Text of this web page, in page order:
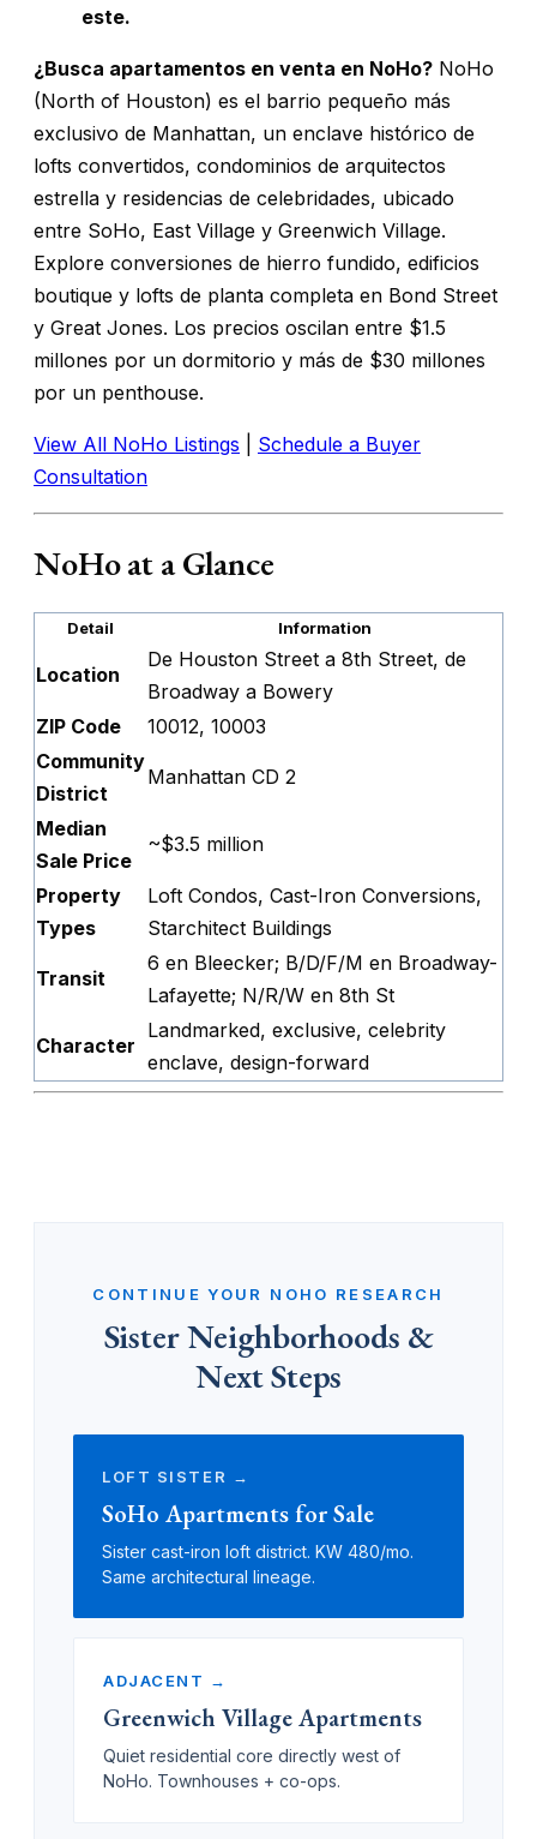
este.
¿Busca apartamentos en venta en NoHo? NoHo
(North of Houston) es el barrio pequeño más
exclusivo de Manhattan, un enclave histórico de
lofts convertidos, condominios de arquitectos
estrella y residencias de celebridades, ubicado
entre SoHo, East Village y Greenwich Village.
Explore conversiones de hierro fundido, edificios
boutique y lofts de planta completa en Bond Street
y Great Jones. Los precios oscilan entre $1.5
millones por un dormitorio y más de $30 millones
por un penthouse.
View All NoHo Listings
Schedule a Buyer
Consultation
NoHo at a Glance
Detail Information
Location
De Houston Street a 8th Street, de
Broadway a Bowery
ZIP Code
10012, 10003
Community
District
Manhattan CD 2
Median
Sale Price
~$3.5 million
Property
Types
Loft Condos, Cast-Iron Conversions,
Starchitect Buildings
Transit
6 en Bleecker; B/D/F/M en Broadway-
Lafayette; N/R/W en 8th St
Character
Landmarked, exclusive, celebrity
enclave, design-forward
CONTINUE YOUR NOHO RESEARCH
Sister Neighborhoods &
Next Steps
LOFT SISTER →
SoHo Apartments for Sale
Sister cast-iron loft district. KW 480/mo.
Same architectural lineage.
ADJACENT →
Greenwich Village Apartments
Quiet residential core directly west of
NoHo. Townhouses + co-ops.